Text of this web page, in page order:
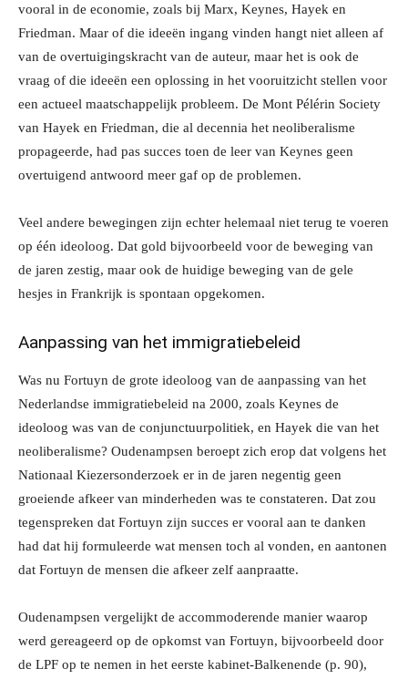
vooral in de economie, zoals bij Marx, Keynes, Hayek en
Friedman. Maar of die ideeën ingang vinden hangt niet alleen af
van de overtuigingskracht van de auteur, maar het is ook de
vraag of die ideeën een oplossing in het vooruitzicht stellen voor
een actueel maatschappelijk probleem. De Mont Pélérin Society
van Hayek en Friedman, die al decennia het neoliberalisme
propageerde, had pas succes toen de leer van Keynes geen
overtuigend antwoord meer gaf op de problemen.
Veel andere bewegingen zijn echter helemaal niet terug te voeren
op één ideoloog. Dat gold bijvoorbeeld voor de beweging van
de jaren zestig, maar ook de huidige beweging van de gele
hesjes in Frankrijk is spontaan opgekomen.
Aanpassing van het immigratiebeleid
Was nu Fortuyn de grote ideoloog van de aanpassing van het
Nederlandse immigratiebeleid na 2000, zoals Keynes de
ideoloog was van de conjunctuurpolitiek, en Hayek die van het
neoliberalisme? Oudenampsen beroept zich erop dat volgens het
Nationaal Kiezersonderzoek er in de jaren negentig geen
groeiende afkeer van minderheden was te constateren. Dat zou
tegenspreken dat Fortuyn zijn succes er vooral aan te danken
had dat hij formuleerde wat mensen toch al vonden, en aantonen
dat Fortuyn de mensen die afkeer zelf aanpraatte.
Oudenampsen vergelijkt de accommoderende manier waarop
werd gereageerd op de opkomst van Fortuyn, bijvoorbeeld door
de LPF op te nemen in het eerste kabinet-Balkenende (p. 90),